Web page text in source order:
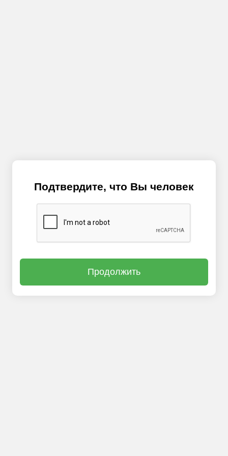
Подтвердите, что Вы человек
Продолжить